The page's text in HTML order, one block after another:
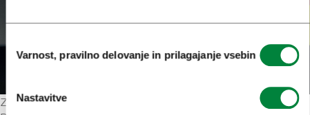
soglasja
Varnost, pravilno delovanje in prilagajanje vsebin
Nastavitve
Zlata nagrada za video Mesto kolesarjev na konferenci